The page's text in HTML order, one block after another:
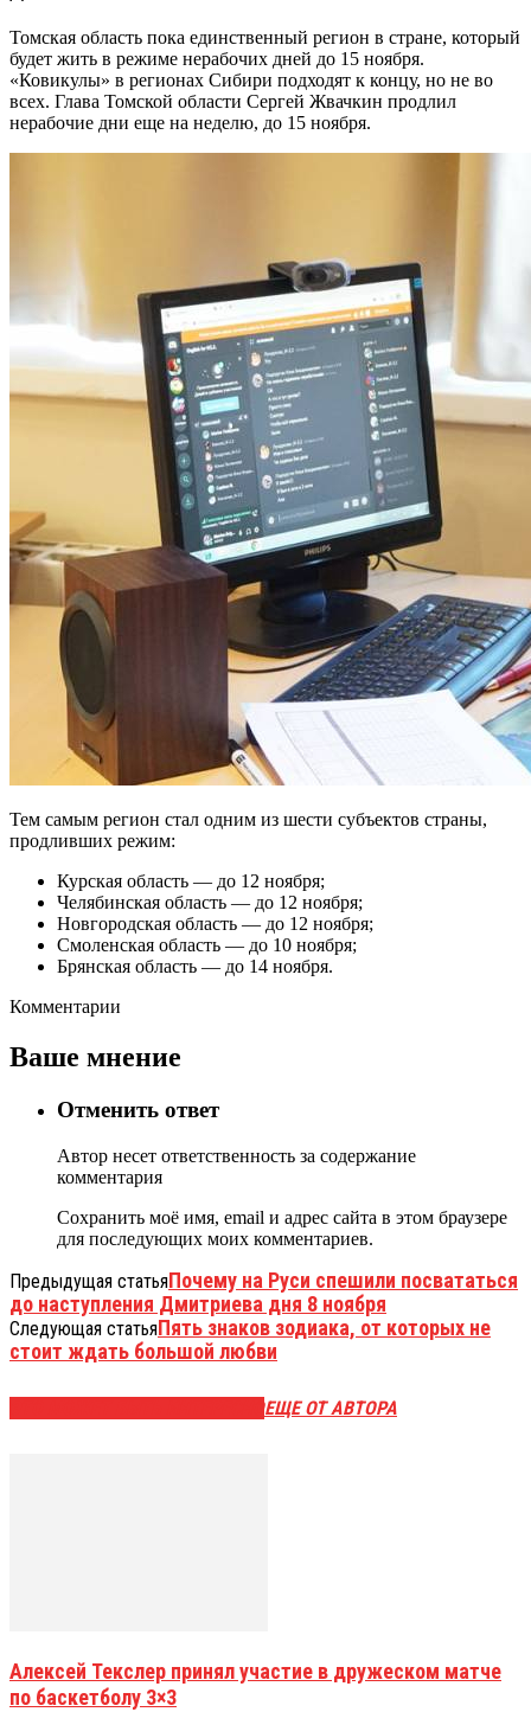
Томская область пока единственный регион в стране, который
будет жить в режиме нерабочих дней до 15 ноября.
«Ковикулы» в регионах Сибири подходят к концу, но не во
всех. Глава Томской области Сергей Жвачкин продлил
нерабочие дни еще на неделю, до 15 ноября.
Тем самым регион стал одним из шести субъектов страны,
продливших режим:
Курская область — до 12 ноября;
Челябинская область — до 12 ноября;
Новгородская область — до 12 ноября;
Смоленская область — до 10 ноября;
Брянская область — до 14 ноября.
Комментарии
Ваше мнение
Отменить ответ
Автор несет ответственность за содержание
комментария
Сохранить моё имя, email и адрес сайта в этом браузере
для последующих моих комментариев.
Предыдущая статьяПочему на Руси спешили посвататься
до наступления Дмитриева дня 8 ноября
Следующая статьяПять знаков зодиака, от которых не
стоит ждать большой любви
ЕЩЕ ОТ АВТОРА
Алексей Текслер принял участие в дружеском матче
по баскетболу 3×3